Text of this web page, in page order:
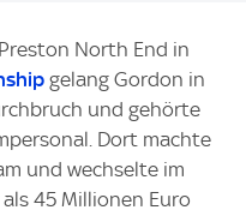
North End in
gelang Gordon in
und gehörte
Dort machte
und wechselte im
45 Millionen Euro